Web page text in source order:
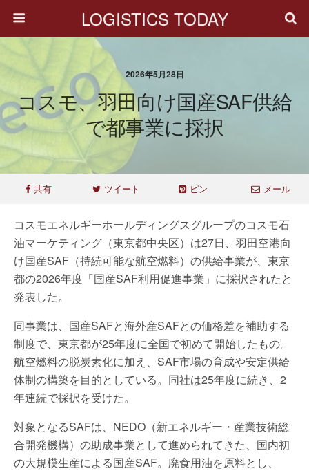
LOGISTICS TODAY
2026年5月28日
コスモ、羽田向け国産SAF供給
で都事業に採択
共有 ツイート ピン メール
コスモエネルギーホールディングスグループのコスモ石
油マーケティング（東京都中央区）は27日、羽田空港向
け国産SAF（持続可能な航空燃料）の供給事業が、東京
都の2026年度「国産SAF利用促進事業」に採択されたと
発表した。
同事業は、国産SAFと海外産SAFとの価格差を補助する
制度で、東京都が25年度に全国で初めて開始したもの。
航空燃料の脱炭素化に加え、SAF市場の育成や安定供給
体制の構築を目的としている。同社は25年度に続き、2
年連続で採択を受けた。
対象となるSAFは、NEDO（新エネルギー・産業技術総
合開発機構）の助成事業として進められてきた、国内初
の大規模生産による国産SAF。廃食用油を原料とし、